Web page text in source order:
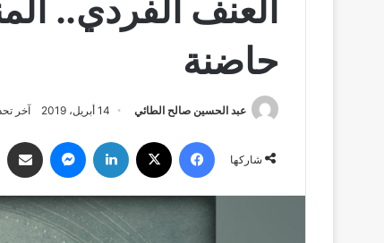
العنف الفردي..
حاضنة
عبد الحسين صالح الطائي 14 أبريل، 2019 آخر تحديث: 14
شاركها
فيسبوك لينكدإن ماسنجر